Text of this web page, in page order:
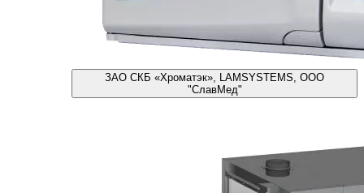
ЗАО СКБ «Хроматэк», LAMSYSTEMS, ООО
"СлавМед"